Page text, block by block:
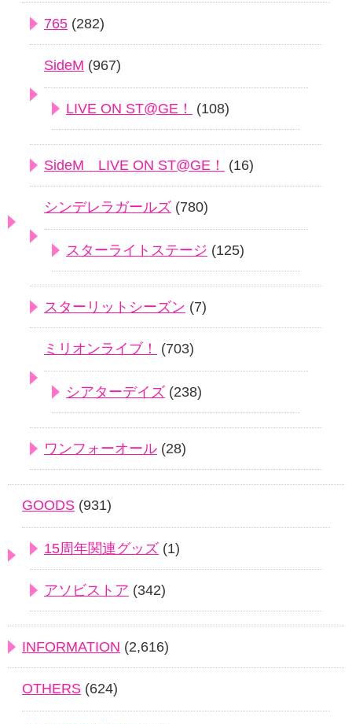
765 (282)
SideM (967)
LIVE ON ST@GE！ (108)
SideM LIVE ON ST@GE！ (16)
シンデレラガールズ (780)
スターライトステージ (125)
スターリットシーズン (7)
ミリオンライブ！ (703)
シアターデイズ (238)
ワンフォーオール (28)
GOODS (931)
15周年関連グッズ (1)
アソビストア (342)
INFORMATION (2,616)
OTHERS (624)